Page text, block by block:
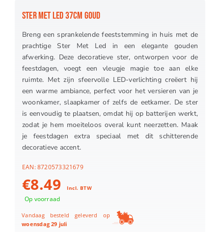
STER MET LED 37CM GOUD
Breng een sprankelende feeststemming in huis met de
prachtige Ster Met Led in een elegante gouden
afwerking. Deze decoratieve ster, ontworpen voor de
feestdagen, voegt een vleugje magie toe aan elke
ruimte. Met zijn sfeervolle LED-verlichting creëert hij
een warme ambiance, perfect voor het versieren van je
woonkamer, slaapkamer of zelfs de eetkamer. De ster
is eenvoudig te plaatsen, omdat hij op batterijen werkt,
zodat je hem moeiteloos overal kunt neerzetten. Maak
je feestdagen extra speciaal met dit schitterende
decoratieve accent.
EAN:8720573321679
€8.49 Incl. BTW
Op voorraad
Vandaag besteld geleverd op
woensdag 29 juli